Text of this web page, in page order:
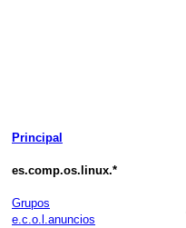
Principal
es.comp.os.linux.*
Grupos
e.c.o.l.anuncios